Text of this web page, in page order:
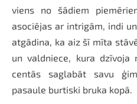
viens no šādiem
asociējas ar intrigām, indi
atgādina, ka aiz šī mīta
un valdniece, kura dzīvoja
centās saglabāt savu
pasaule burtiski bruka kopā.